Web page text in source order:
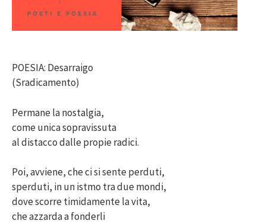
POESIA: Desarraigo
(Sradicamento)
Permane la nostalgia,
come unica sopravissuta
al distacco dalle propie radici.
Poi, avviene, che ci si sente perduti,
sperduti, in un istmo tra due mondi,
dove scorre timidamente la vita,
che azzarda a fonderli